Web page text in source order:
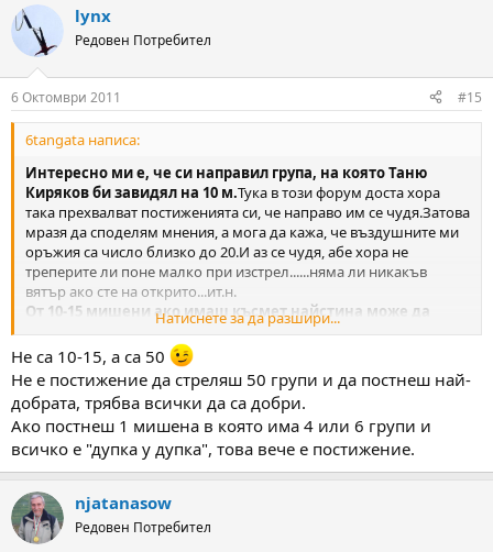
lynx
Редовен Потребител
6 Октомври 2011 #15
6tangata написа:
Интересно ми е, че си направил група, на която Таню
Киряков би завидял на 10 м.Тука в този форум доста хора
така прехвалват постиженията си, че направо им се чудя.Затова
мразя да споделям мнения, а мога да кажа, че въздушните ми
оръжия са число близко до 20.И аз се чудя, абе хора не
треперите ли поне малко при изстрел......няма ли никакъв
вятър ако сте на открито...ит.н.
От 10-15 мишени ако имаш късмет найстина може да
избереш една, на която 5 изстрела да са в една дупка ама
това да е всеки път........да ама не.
Натиснете за да разшири...
Не са 10-15, а са 50
Не е постижение да стреляш 50 групи и да постнеш най-
добрата, трябва всички да са добри.
Ако постнеш 1 мишена в която има 4 или 6 групи и
всичко е "дупка у дупка", това вече е постижение.
njatanasow
Редовен Потребител